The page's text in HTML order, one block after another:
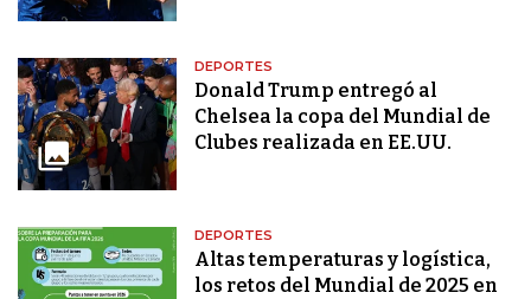
DEPORTES
Donald Trump entregó al
Chelsea la copa del Mundial de
Clubes realizada en EE.UU.
DEPORTES
Altas temperaturas y logística,
los retos del Mundial de 2025 en